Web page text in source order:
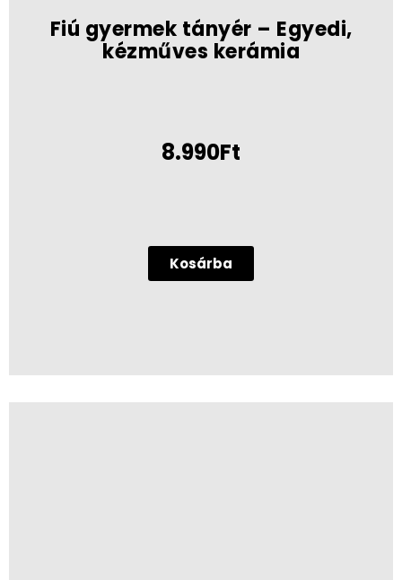
Fiú gyermek tányér – Egyedi,
kézműves kerámia
8.990Ft
Kosárba